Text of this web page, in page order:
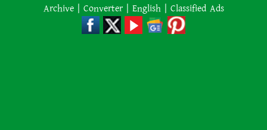
লোডশেডিংয়ের কারণে জনসংখ্যা
বেড়েছে: ভারতের নতুন শিক্ষামন্ত্রী
Archive | Converter | English | Classified Ads